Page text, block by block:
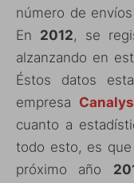
número de
En 2012, se
alzanzando en
Éstos datos
empresa Canalys
cuanto a
todo esto, es
próximo año